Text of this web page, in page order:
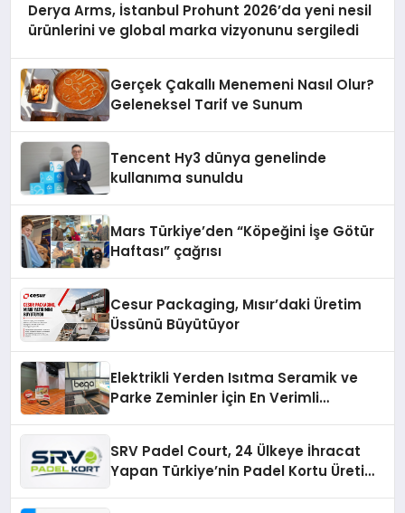
Derya Arms, İstanbul Prohunt 2026’da yeni nesil
ürünlerini ve global marka vizyonunu sergiledi
Gerçek Çakallı Menemeni Nasıl Olur?
Geleneksel Tarif ve Sunum
Tencent Hy3 dünya genelinde
kullanıma sunuldu
Mars Türkiye’den “Köpeğini İşe Götür
Haftası” çağrısı
Cesur Packaging, Mısır’daki Üretim
Üssünü Büyütüyor
Elektrikli Yerden Isıtma Seramik ve
Parke Zeminler İçin En Verimli
SRV Padel Court, 24 Ülkeye İhracat
Yapan Türkiye’nin Padel Kortu Üretim